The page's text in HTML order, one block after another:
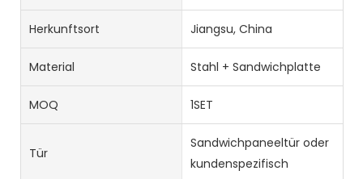
Herkunftsort Jiangsu, China
Material Stahl + Sandwichplatte
MOQ 1SET
Tür
Sandwichpaneeltür oder
kundenspezifisch